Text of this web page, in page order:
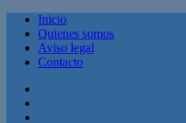
Inicio
Quienes somos
Aviso legal
Contacto